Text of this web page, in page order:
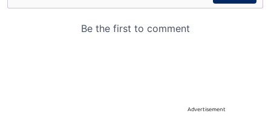
Advertisement